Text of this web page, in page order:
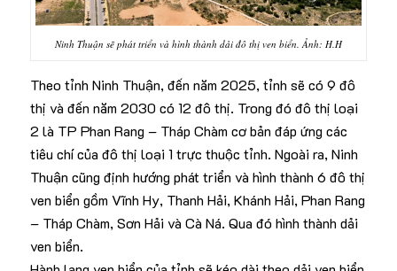
Ninh Thuận sẽ phát triển và hình thành dải đô thị ven biển. Ảnh: H.H
Theo tỉnh Ninh Thuận, đến năm 2025, tỉnh sẽ có 9 đô
thị và đến năm 2030 có 12 đô thị. Trong đó đô thị loại
2 là TP Phan Rang – Tháp Chàm cơ bản đáp ứng các
tiêu chí của đô thị loại 1 trực thuộc tỉnh. Ngoài ra, Ninh
Thuận cũng định hướng phát triển và hình thành 6 đô thị
ven biển gồm Vĩnh Hy, Thanh Hải, Khánh Hải, Phan Rang
– Tháp Chàm, Sơn Hải và Cà Ná. Qua đó hình thành dải
ven biển.